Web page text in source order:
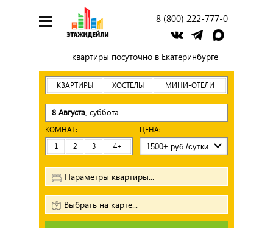
8 (800) 222-777-0
квартиры посуточно в Екатеринбурге
КВАРТИРЫ ХОСТЕЛЫ МИНИ-ОТЕЛИ
8 Августа , суббота
КОМНАТ:
1
2 3 4+
ЦЕНА:
Параметры квартиры...
Выбрать на карте...